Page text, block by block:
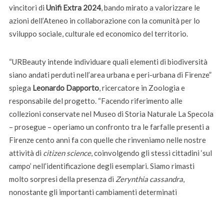
vincitori di Unifi Extra 2024, bando mirato a valorizzare le
azioni dell’Ateneo in collaborazione con la comunità per lo
sviluppo sociale, culturale ed economico del territorio.
“URBeauty intende individuare quali elementi di biodiversità
siano andati perduti nell’area urbana e peri-urbana di Firenze”
spiega Leonardo Dapporto, ricercatore in Zoologia e
responsabile del progetto. “Facendo riferimento alle
collezioni conservate nel Museo di Storia Naturale La Specola
– prosegue – operiamo un confronto tra le farfalle presenti a
Firenze cento anni fa con quelle che rinveniamo nelle nostre
attività di citizen science, coinvolgendo gli stessi cittadini ‘sul
campo’ nell’identificazione degli esemplari. Siamo rimasti
molto sorpresi della presenza di Zerynthia cassandra,
nonostante gli importanti cambiamenti determinati